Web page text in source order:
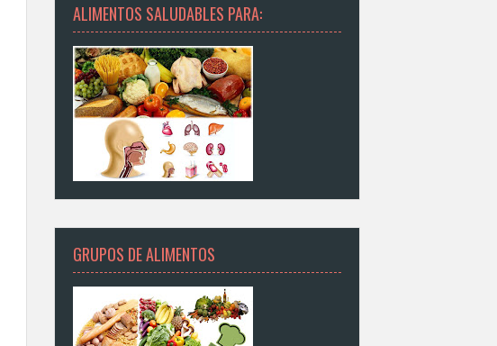
ALIMENTOS SALUDABLES PARA:
GRUPOS DE ALIMENTOS